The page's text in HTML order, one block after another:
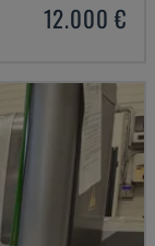
12.000 €